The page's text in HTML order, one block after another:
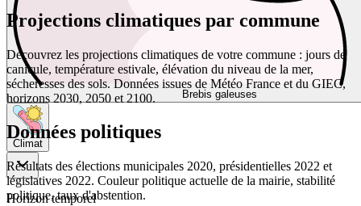
Brebis galeuses
Climat
Horizon temporel
Projections climatiques par commune
Découvrez les projections climatiques de votre commune : jours de
canicule, température estivale, élévation du niveau de la mer,
sécheresses des sols. Données issues de Météo France et du GIEC,
horizons 2030, 2050 et 2100.
Données politiques
Résultats des élections municipales 2020, présidentielles 2022 et
législatives 2022. Couleur politique actuelle de la mairie, stabilité
politique, taux d'abstention.